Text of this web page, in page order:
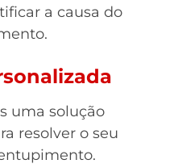
a causa do
uma solução
resolver o seu